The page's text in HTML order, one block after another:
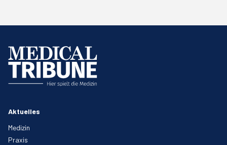
Aktuelles
Medizin
Praxis